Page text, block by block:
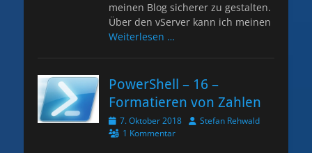
meinen Blog sicherer zu gestalten.
Über den vServer kann ich meinen
Weiterlesen …
PowerShell – 16 –
Formatieren von Zahlen
Veröffentlicht
am
7. Oktober 2018 AutorStefan Rehwald
1 Kommentar